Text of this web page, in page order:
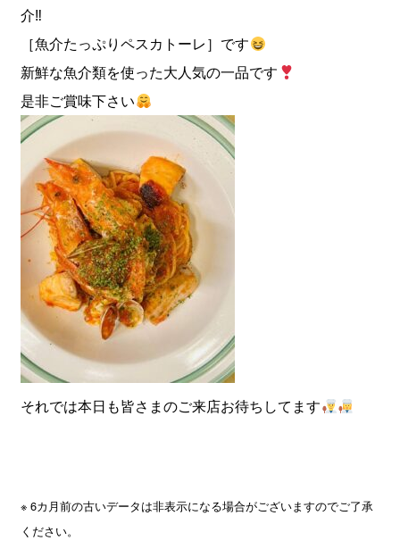
介‼︎
［魚介たっぷりペスカトーレ］です
新鮮な魚介類を使った大人気の一品です
是非ご賞味下さい
それでは本日も皆さまのご来店お待ちしてます
※ 6カ月前の古いデータは非表示になる場合がございますのでご了承
ください。